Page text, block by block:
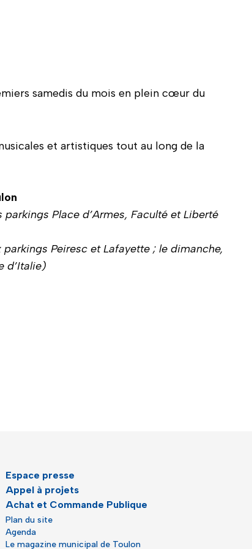
samedis du mois en plein cœur du
et artistiques tout au long de la
Place d’Armes, Faculté et Liberté
Peiresc et Lafayette ; le dimanche,
d’Italie)
Espace presse
Appel à projets
Achat et Commande Publique
Plan du site
Agenda
Le magazine municipal de Toulon